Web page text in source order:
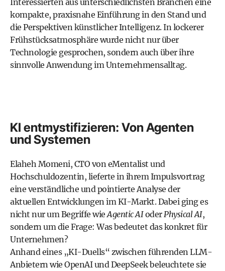
Interessierten aus unterschiedlichsten Branchen eine
kompakte, praxisnahe Einführung in den Stand und
die Perspektiven künstlicher Intelligenz. In lockerer
Frühstücksatmosphäre wurde nicht nur über
Technologie gesprochen, sondern auch über ihre
sinnvolle Anwendung im Unternehmensalltag.
KI entmystifizieren: Von Agenten
und Systemen
Elaheh Momeni, CTO von eMentalist und
Hochschuldozentin, lieferte in ihrem Impulsvortrag
eine verständliche und pointierte Analyse der
aktuellen Entwicklungen im KI-Markt. Dabei ging es
nicht nur um Begriffe wieAgentic AIoderPhysical AI,
sondern um die Frage: Was bedeutet das konkret für
Unternehmen?
Anhand eines „KI-Duells“ zwischen führenden LLM-
Anbietern wie OpenAI und DeepSeek beleuchtete sie